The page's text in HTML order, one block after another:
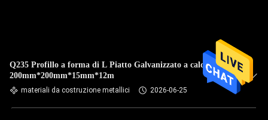
Q235 Profillo a forma di L Piatto Galvanizzato a caldo
200mm*200mm*15mm*12m
materiali da costruzione metallici 2026-06-25